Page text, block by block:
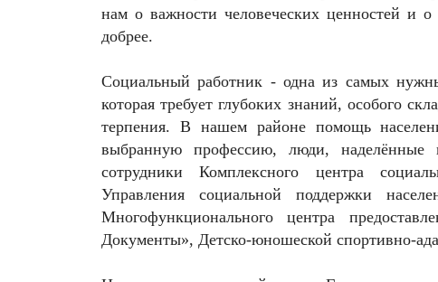
нам о важности человеческих ценностей и
добрее.
Социальный работник - одна из самых
которая требует глубоких знаний, особого
терпения. В нашем районе помощь
выбранную профессию, люди,
сотрудники Комплексного центра
Управления социальной поддержки
Многофункционального центра
Документы», Детско-юношеской спортивно-